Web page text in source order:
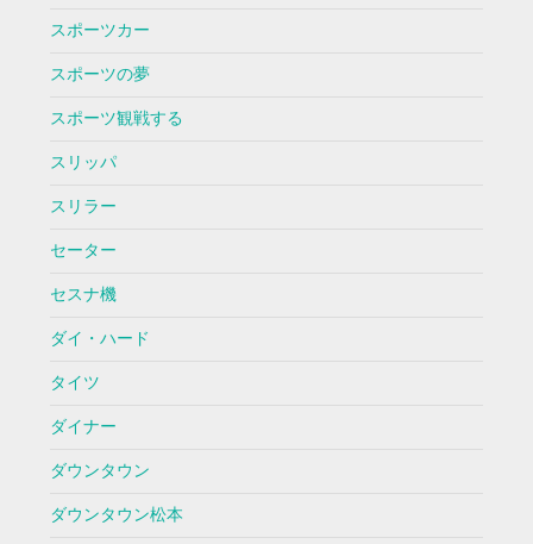
スポーツカー
スポーツの夢
スポーツ観戦する
スリッパ
スリラー
セーター
セスナ機
ダイ・ハード
タイツ
ダイナー
ダウンタウン
ダウンタウン松本